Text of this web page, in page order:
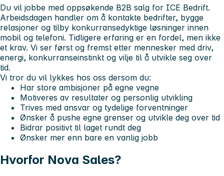
Du vil jobbe med oppsøkende B2B salg for ICE Bedrift.
Arbeidsdagen handler om å kontakte bedrifter, bygge
relasjoner og tilby konkurransedyktige løsninger innen
mobil og telefoni. Tidligere erfaring er en fordel, men ikke
et krav. Vi ser først og fremst etter mennesker med driv,
energi, konkurranseinstinkt og vilje til å utvikle seg over
tid.
Vi tror du vil lykkes hos oss dersom du:
Har store ambisjoner på egne vegne
Motiveres av resultater og personlig utvikling
Trives med ansvar og tydelige forventninger
Ønsker å pushe egne grenser og utvikle deg over tid
Bidrar positivt til laget rundt deg
Ønsker mer enn bare en vanlig jobb
Hvorfor Nova Sales?